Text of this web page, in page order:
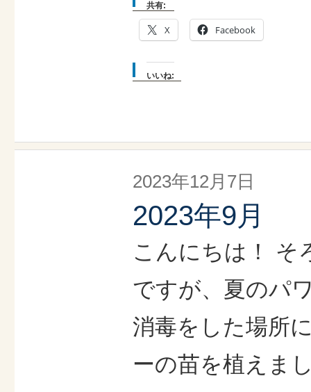
共有:
X Facebook
いいね:
2023年12月7日
2023年9月
こんにちは！ そ
ですが、夏のパ
消毒をした場所
ーの苗を植えま